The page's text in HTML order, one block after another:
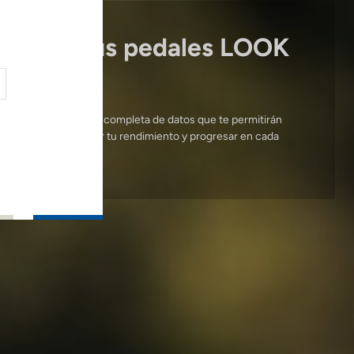
miden tus pedales LOOK
una gama completa de datos que te permitirán
en detalle, mejorar tu rendimiento y progresar en cada